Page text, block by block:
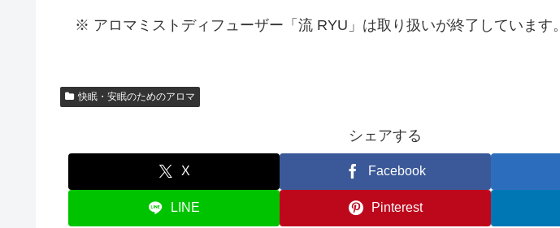
※ アロマミストディフューザー「流 RYU」は取り扱いが終了しています。
快眠・安眠のためのアロマ
シェアする
X Facebook
LINE Pinterest